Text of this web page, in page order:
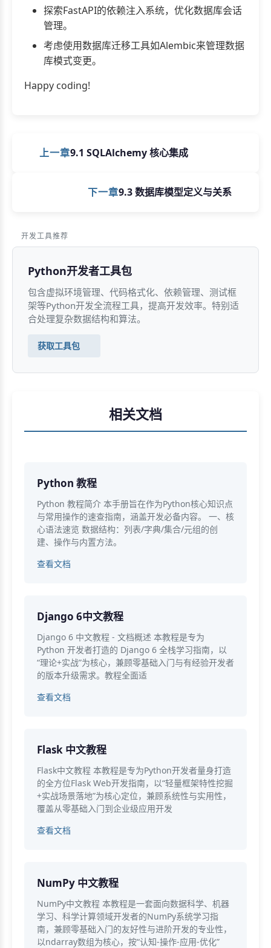
探索FastAPI的依赖注入系统，优化数据库会话
管理。
考虑使用数据库迁移工具如Alembic来管理数据
库模式变更。
Happy coding!
上一章9.1 SQLAlchemy 核心集成
下一章9.3 数据库模型定义与关系
开发工具推荐
Python开发者工具包
包含虚拟环境管理、代码格式化、依赖管理、测试框
架等Python开发全流程工具，提高开发效率。特别适
合处理复杂数据结构和算法。
获取工具包
相关文档
Python 教程
Python 教程简介 本手册旨在作为Python核心知识点
与常用操作的速查指南，涵盖开发必备内容。 一、核
心语法速览 数据结构：列表/字典/集合/元组的创
建、操作与内置方法。
查看文档
Django 6中文教程
Django 6 中文教程 - 文档概述 本教程是专为
Python 开发者打造的 Django 6 全栈学习指南，以
“理论+实战”为核心，兼顾零基础入门与有经验开发者
的版本升级需求。教程全面适
查看文档
Flask 中文教程
Flask中文教程 本教程是专为Python开发者量身打造
的全方位Flask Web开发指南，以“轻量框架特性挖掘
+实战场景落地”为核心定位，兼顾系统性与实用性，
覆盖从零基础入门到企业级应用开发
查看文档
NumPy 中文教程
NumPy中文教程 本教程是一套面向数据科学、机器
学习、科学计算领域开发者的NumPy系统学习指
南，兼顾零基础入门的友好性与进阶开发的专业性，
以ndarray数组为核心，按“认知-操作-应用-优化”